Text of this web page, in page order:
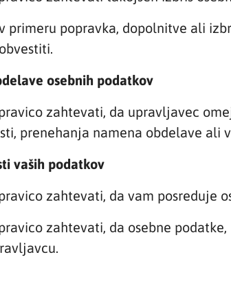
primeru popravka, dopolnitve ali
osebnih podatkov
zahtevati, da upravljavec
prenehanja namena obdelave ali
vaših podatkov
zahtevati, da vam posreduje
zahtevati, da osebne